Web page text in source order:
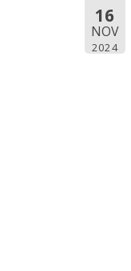
16
NOV
2024